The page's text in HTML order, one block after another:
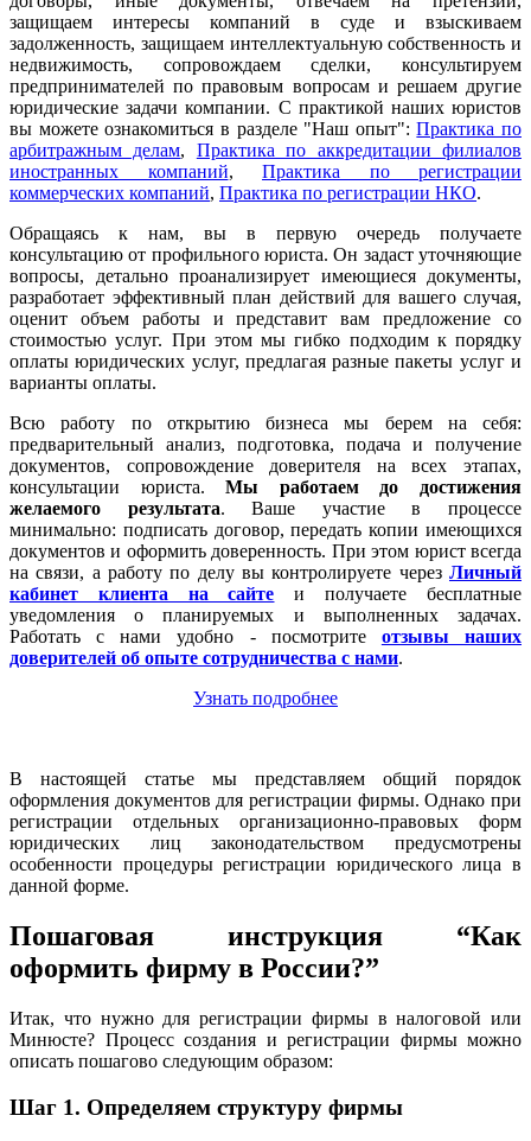
защищаем интересы компаний в суде и взыскиваем
задолженность, защищаем интеллектуальную собственность и
недвижимость, сопровождаем сделки, консультируем
предпринимателей по правовым вопросам и решаем другие
юридические задачи компании. С практикой наших юристов
вы можете ознакомиться в разделе "Наш опыт":Практика по
арбитражным делам, Практика по аккредитации филиалов
иностранных компаний, Практика по регистрации
коммерческих компаний, Практика по регистрации НКО.
Обращаясь к нам, вы в первую очередь получаете
консультацию от профильного юриста. Он задаст уточняющие
вопросы, детально проанализирует имеющиеся документы,
разработает эффективный план действий для вашего случая,
оценит объем работы и представит вам предложение со
стоимостью услуг. При этом мы гибко подходим к порядку
оплаты юридических услуг, предлагая разные пакеты услуг и
варианты оплаты.
Всю работу по открытию бизнеса мы берем на себя:
предварительный анализ, подготовка, подача и получение
документов, сопровождение доверителя на всех этапах,
консультации юриста.Мы работаем
до достижения
желаемого результата. Ваше участие в процессе
минимально: подписать договор, передать копии имеющихся
документов и оформить доверенность. При этом юрист всегда
на связи, а работу по делу вы контролируете через Личный
кабинет клиента на сайте и получаете бесплатные
уведомления о планируемых и выполненных задачах.
Работать с нами удобно - посмотрите отзывы наших
доверителей об опыте сотрудничества с нами.
Узнать подробнее
В настоящей статье мы представляем общий порядок
оформления документов для регистрации фирмы. Однако при
регистрации отдельных организационно-правовых форм
юридических лиц законодательством предусмотрены
особенности процедуры регистрации юридического лица в
данной форме.
Пошаговая инструкция “Как
оформить фирму в России?”
Итак, что нужно для регистрации фирмы в налоговой или
Минюсте? Процесс создания и регистрации фирмы можно
описать пошагово следующим образом:
Шаг 1. Определяем структуру фирмы